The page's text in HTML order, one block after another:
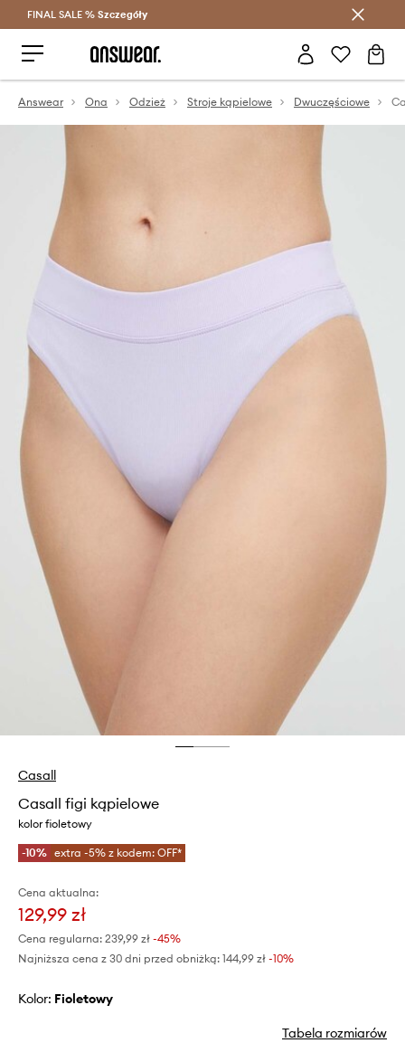
Oszczędzaj z Answear Club >
FINAL SALE % Szczegóły
Answear Ona Odzież Stroje kąpielowe Dwuczęściowe
Casall
Casall figi kąpielowe
kolor fioletowy
-10% extra -5% z kodem: OFF*
Cena aktualna:
129,99 zł
Cena regularna: 239,99 zł -45%
Najniższa cena z 30 dni przed obniżką: 144,99 zł -10%
Kolor: fioletowy
Tabela rozmiarów